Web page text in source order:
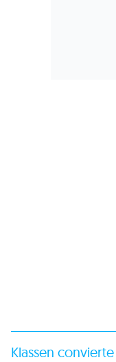
Klassen